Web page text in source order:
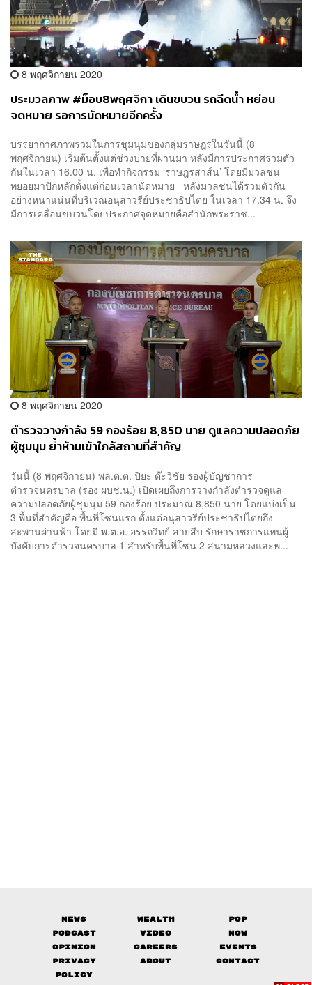
8 พฤศจิกายน 2020
ประมวลภาพ #ม็อบ8พฤศจิกา เดินขบวน รถฉีดน้ำ หย่อน
จดหมาย รอการนัดหมายอีกครั้ง
บรรยากาศภาพรวมในการชุมนุมของกลุ่มราษฎรในวันนี้ (8
พฤศจิกายน) เริ่มต้นตั้งแต่ช่วงบ่ายที่ผ่านมา หลังมีการประกาศรวมตัว
กันในเวลา 16.00 น. เพื่อทำกิจกรรม ‘ราษฎรสาส์น’ โดยมีมวลชน
ทยอยมาปักหลักตั้งแต่ก่อนเวลานัดหมาย หลังมวลชนได้รวมตัวกัน
อย่างหนาแน่นที่บริเวณอนุสาวรีย์ประชาธิปไตย ในเวลา 17.34 น. จึง
มีการเคลื่อนขบวนโดยประกาศจุดหมายคือสำนักพระราช...
8 พฤศจิกายน 2020
ตำรวจวางกำลัง 59 กองร้อย 8,850 นาย ดูแลความปลอดภัย
ผู้ชุมนุม ย้ำห้ามเข้าใกล้สถานที่สำคัญ
วันนี้ (8 พฤศจิกายน) พล.ต.ต. ปิยะ ต๊ะวิชัย รองผู้บัญชาการ
ตำรวจนครบาล (รอง ผบช.น.) เปิดเผยถึงการวางกำลังตำรวจดูแล
ความปลอดภัยผู้ชุมนุม 59 กองร้อย ประมาณ 8,850 นาย โดยแบ่งเป็น
3 พื้นที่สำคัญคือ พื้นที่โซนแรก ตั้งแต่อนุสาวรีย์ประชาธิปไตยถึง
สะพานผ่านฟ้า โดยมี พ.ต.อ. อรรถวิทย์ สายสืบ รักษาราชการแทนผู้
บังคับการตำรวจนครบาล 1 สำหรับพื้นที่โซน 2 สนามหลวงและพ...
News Wealth
Pop
Podcast
Video
Now
Opinion
Careers
Events
Privacy
Policy
About Contact